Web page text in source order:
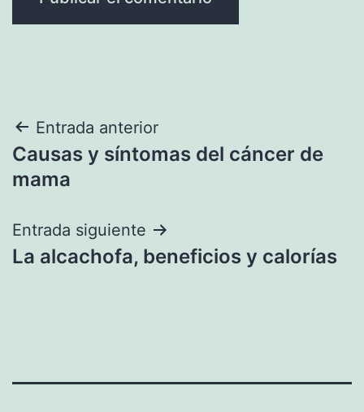
Navegación
de
Entrada anterior
Causas y síntomas del cáncer de
mama
Entrada siguiente
La alcachofa, beneficios y calorías